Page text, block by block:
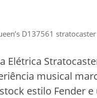
D137561 stratocaster
Elétrica
musical
estilo Fender